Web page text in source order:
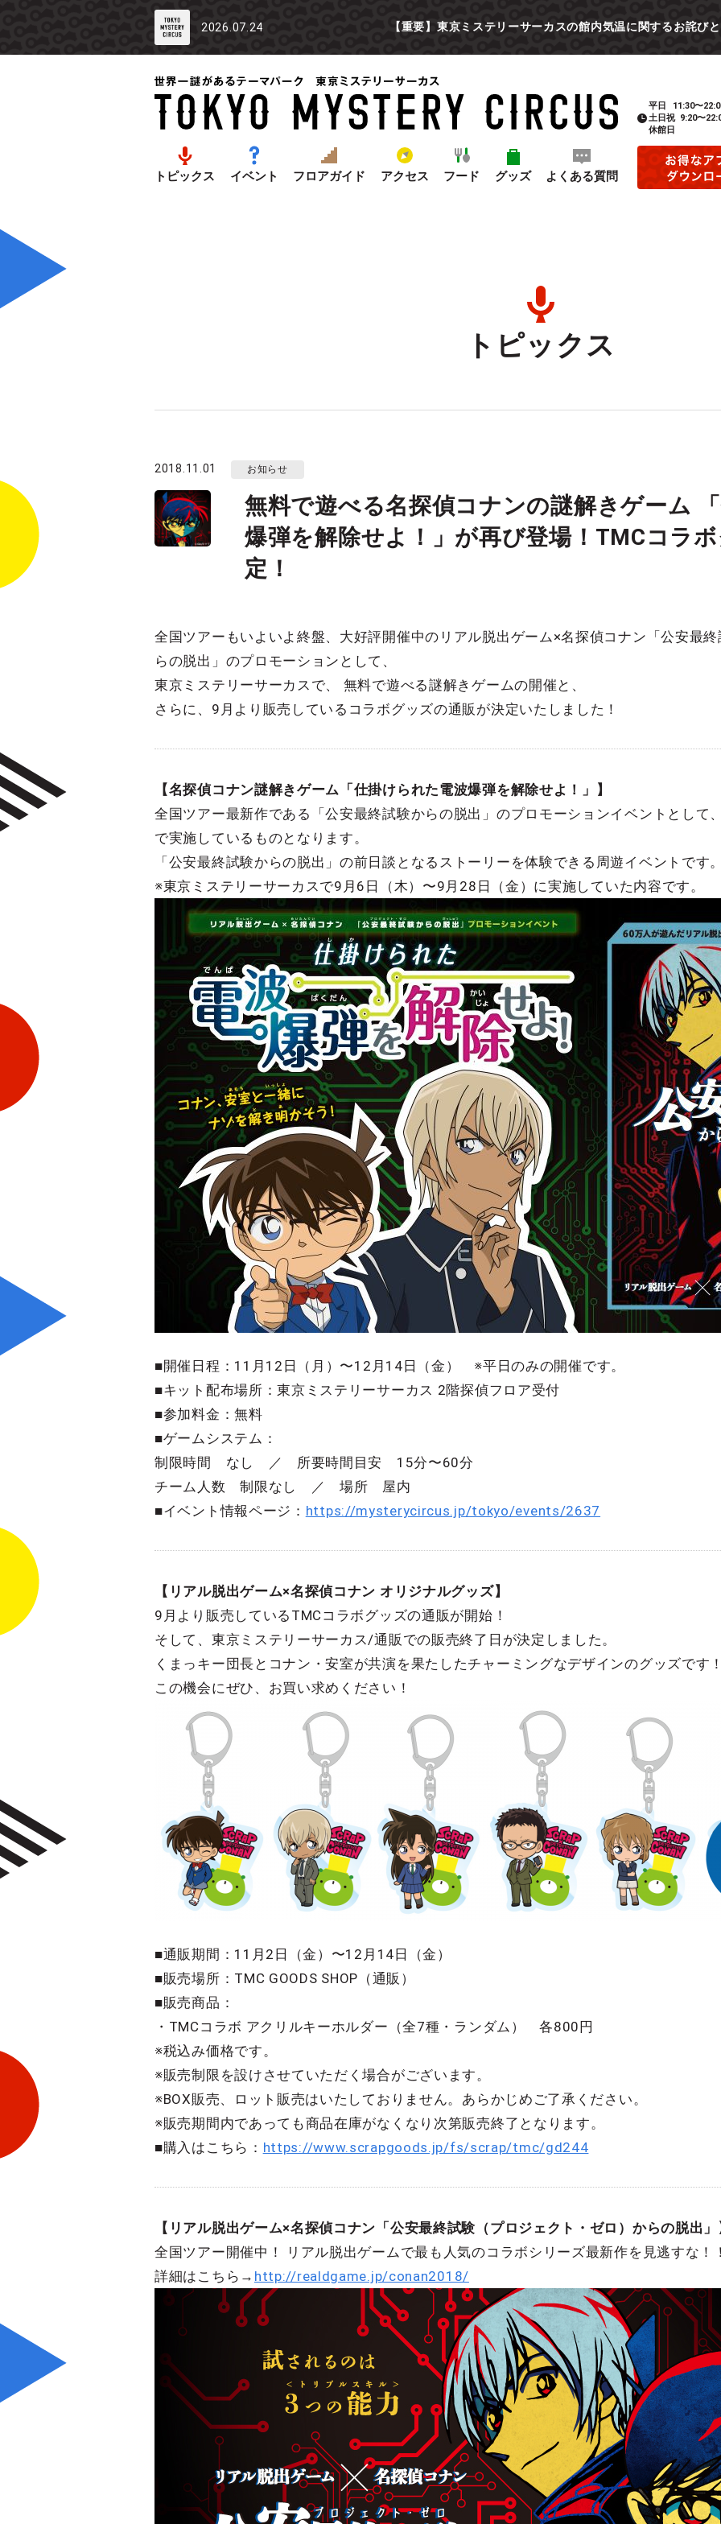
2026.07.24 【重要】東京ミステリーサーカスの館内気温に関するお詫び
トピックス イベント フロアガイド アクセス フード グッズ よくある質問
平日
11:30〜
土日祝 9:20〜
休館日
トピックス
2018.11.01 お知らせ
無料で遊べる名探偵コナンの謎解きゲーム
爆弾を解除せよ！」が再び登場！TMCコラ
定！
全国ツアーもいよいよ終盤、大好評開催中のリアル脱出ゲーム×名探偵コナン「公安最
らの脱出」のプロモーションとして、
東京ミステリーサーカスで、 無料で遊べる謎解きゲームの開催と、
さらに、9月より販売しているコラボグッズの通販が決定いたしました！
【名探偵コナン謎解きゲーム「仕掛けられた電波爆弾を解除せよ！」】
全国ツアー最新作である「公安最終試験からの脱出」のプロモーションイベントとして
で実施しているものとなります。
「公安最終試験からの脱出」の前日談となるストーリーを体験できる周遊イベントです
※東京ミステリーサーカスで9月6日（木）〜9月28日（金）に実施していた内容です。
■開催日程：11月12日（月）〜12月14日（金） ※平日のみの開催です。
■キット配布場所：東京ミステリーサーカス 2階探偵フロア受付
■参加料金：無料
■ゲームシステム：
制限時間 なし ／ 所要時間目安 15分〜60分
チーム人数 制限なし ／ 場所 屋内
■イベント情報ページ： https://mysterycircus.jp/tokyo/events/2637
【リアル脱出ゲーム×名探偵コナン オリジナルグッズ】
9月より販売しているTMCコラボグッズの通販が開始！
そして、東京ミステリーサーカス/通販での販売終了日が決定しました。
くまっキー団長とコナン・安室が共演を果たしたチャーミングなデザインのグッズです
この機会にぜひ、お買い求めください！
■通販期間：11月2日（金）〜12月14日（金）
■販売場所：TMC GOODS SHOP（通販）
■販売商品：
・TMCコラボ アクリルキーホルダー（全7種・ランダム） 各800円
※税込み価格です。
※販売制限を設けさせていただく場合がございます。
※BOX販売、ロット販売はいたしておりません。あらかじめご了承ください。
※販売期間内であっても商品在庫がなくなり次第販売終了となります。
■購入はこちら： https://www.scrapgoods.jp/fs/scrap/tmc/gd244
【リアル脱出ゲーム×名探偵コナン「公安最終試験（プロジェクト・ゼロ）からの脱出」
全国ツアー開催中！ リアル脱出ゲームで最も人気のコラボシリーズ最新作を見逃すな！
詳細はこちら→ http://realdgame.jp/conan2018/